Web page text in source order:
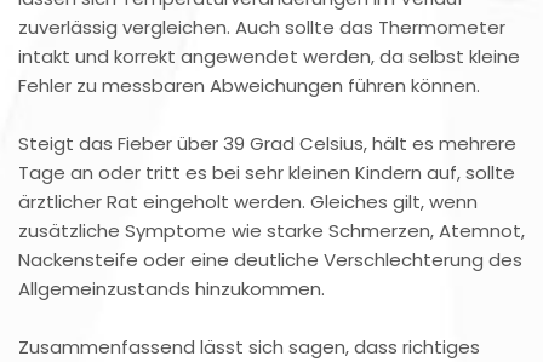
zuverlässig vergleichen. Auch sollte das Thermometer
intakt und korrekt angewendet werden, da selbst kleine
Fehler zu messbaren Abweichungen führen können.
Steigt das Fieber über 39 Grad Celsius, hält es mehrere
Tage an oder tritt es bei sehr kleinen Kindern auf, sollte
ärztlicher Rat eingeholt werden. Gleiches gilt, wenn
zusätzliche Symptome wie starke Schmerzen, Atemnot,
Nackensteife oder eine deutliche Verschlechterung des
Allgemeinzustands hinzukommen.
Zusammenfassend lässt sich sagen, dass richtiges